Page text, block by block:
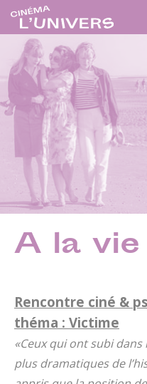
A la vie
Rencontre ciné &
théma : Victime
«Ceux qui ont subi
plus dramatiques de